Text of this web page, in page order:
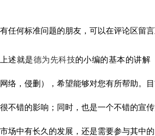
有任何标准问题的朋友，可以在评论区留言
上述就是德为先科技的小编的基本的讲解
网络，侵删），希望能够对您有所帮助。
很不错的影响；同时，也是一个不错的宣
市场中有长久的发展，还是需要参与其中的